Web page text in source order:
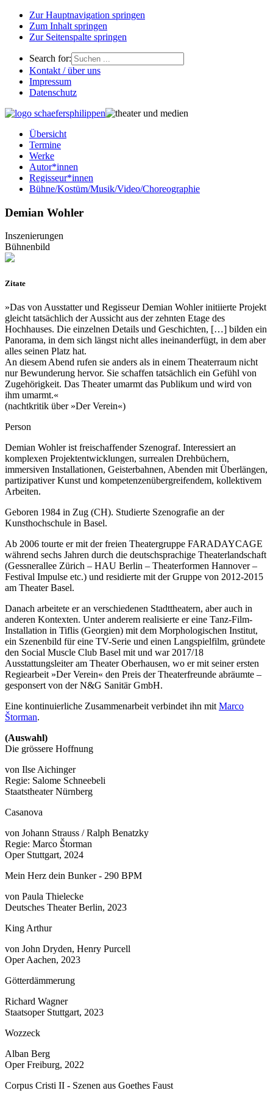
Zur Hauptnavigation springen
Zum Inhalt springen
Zur Seitenspalte springen
Search for:
Kontakt / über uns
Impressum
Datenschutz
Übersicht
Termine
Werke
Autor*innen
Regisseur*innen
Bühne/Kostüm/Musik/Video/Choreographie
Demian Wohler
Inszenierungen
Bühnenbild
Zitate
»Das von Ausstatter und Regisseur Demian Wohler initiierte Projekt
gleicht tatsächlich der Aussicht aus der zehnten Etage des
Hochhauses. Die einzelnen Details und Geschichten, […] bilden ein
Panorama, in dem sich längst nicht alles ineinanderfügt, in dem aber
alles seinen Platz hat.
An diesem Abend rufen sie anders als in einem Theaterraum nicht
nur Bewunderung hervor. Sie schaffen tatsächlich ein Gefühl von
Zugehörigkeit. Das Theater umarmt das Publikum und wird von
ihm umarmt.«
(nachtkritik über »Der Verein«)
Person
Demian Wohler ist freischaffender Szenograf. Interessiert an
komplexen Projektent­wicklungen, surrealen Drehbüchern,
immersiven Installationen, Geisterbahnen, Abenden mit Überlängen,
partizipativer Kunst und kompetenzen­übergreifendem, kollektivem
Arbeiten.
Geboren 1984 in Zug (CH). Studierte Szenografie an der
Kunsthochschule in Basel.
Ab 2006 tourte er mit der freien Theatergruppe FARADAYCAGE
während sechs Jahren durch die deutschsprachige Theaterlandschaft
(Gessnerallee Zürich – HAU Berlin – Theaterformen Hannover –
Festival Impulse etc.) und residierte mit der Gruppe von 2012-2015
am Theater Basel.
Danach arbeitete er an verschiedenen Stadttheatern, aber auch in
anderen Kontexten. Unter anderem realisierte er eine Tanz-Film-
Installation in Tiflis (Georgien) mit dem Morphologischen Institut,
ein Szenenbild für eine TV-Serie und einen Langspielfilm, gründete
den Social Muscle Club Basel mit und war 2017/18
Ausstattungsleiter am Theater Oberhausen, wo er mit seiner ersten
Regiearbeit »Der Verein« den Preis der Theaterfreunde abräumte –
gesponsert von der N&G Sanitär GmbH.
Eine kontinuierliche Zusammenarbeit verbindet ihn mit Marco
Štorman.
(Auswahl)
Die grössere Hoffnung
von Ilse Aichinger
Regie: Salome Schneebeli
Staatstheater Nürnberg
Casanova
von Johann Strauss / Ralph Benatzky
Regie: Marco Štorman
Oper Stuttgart, 2024
Mein Herz dein Bunker - 290 BPM
von Paula Thielecke
Deutsches Theater Berlin, 2023
King Arthur
von John Dryden, Henry Purcell
Oper Aachen, 2023
Götterdämmerung
Richard Wagner
Staatsoper Stuttgart, 2023
Wozzeck
Alban Berg
Oper Freiburg, 2022
Corpus Cristi II - Szenen aus Goethes Faust